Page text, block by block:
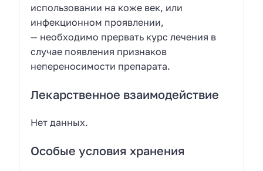
использовании на коже век, или
инфекционном проявлении,
— необходимо прервать курс лечения в
случае появления признаков
непереносимости препарата.
Лекарственное взаимодействие
Нет данных.
Особые условия хранения